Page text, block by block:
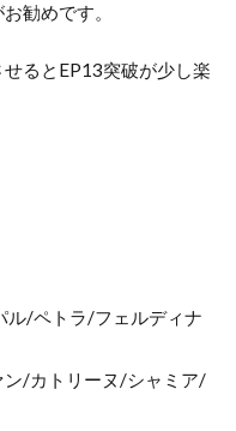
勧めです。
るとEP13突破が少し楽
/ペトラ/フェルディナ
/カトリーヌ/シャミア/